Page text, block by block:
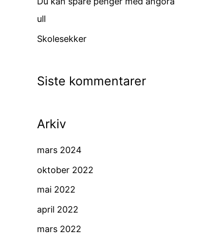
ull
Skolesekker
Siste kommentarer
Arkiv
mars 2024
oktober 2022
mai 2022
april 2022
mars 2022